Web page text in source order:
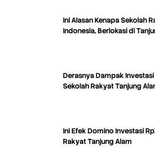
Ini Alasan Kenapa Sekolah
Indonesia, Berlokasi di
Derasnya Dampak Investasi
Sekolah Rakyat Tanjung
Ini Efek Domino Investasi
Rakyat Tanjung Alam